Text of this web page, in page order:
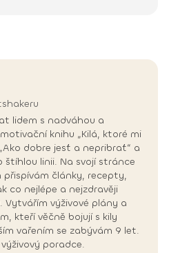
lidem s nadváhou a
knihu „Kilá, ktoré mi
dobre jesť a nepribrať“ a
linii. Na svojí stránce
články, recepty,
co nejlépe a nejzdravěji
výživové plány a
kteří věčně bojují s kily
vařením se zabývám 9 let.
poradce.